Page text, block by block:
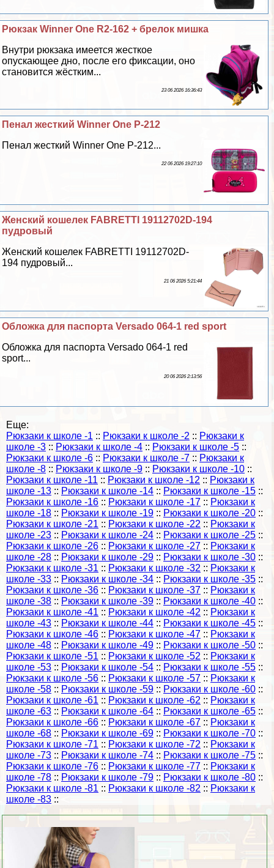
Рюкзак Winner One R2-162 + брелок мишка
Внутри рюкзака имеется жесткое
опускающее дно, после его фиксации, оно
становится жёстким...
23 06 2026 16:36:43
Пенал жесткий Winner One P-212
Пенал жесткий Winner One P-212...
22 06 2026 19:27:10
Женский кошелек FABRETTI 19112702D-194
пудровый
Женский кошелек FABRETTI 19112702D-
194 пудровый...
21 06 2026 5:21:44
Обложка для паспорта Versado 064-1 red sport
Обложка для паспорта Versado 064-1 red
sport...
20 06 2026 2:13:56
Еще:
Рюкзаки к школе -1 :: Рюкзаки к школе -2 :: Рюкзаки к
школе -3 :: Рюкзаки к школе -4 :: Рюкзаки к школе -5 ::
Рюкзаки к школе -6 :: Рюкзаки к школе -7 :: Рюкзаки к
школе -8 :: Рюкзаки к школе -9 :: Рюкзаки к школе -10 ::
Рюкзаки к школе -11 :: Рюкзаки к школе -12 :: Рюкзаки к
школе -13 :: Рюкзаки к школе -14 :: Рюкзаки к школе -15 ::
Рюкзаки к школе -16 :: Рюкзаки к школе -17 :: Рюкзаки к
школе -18 :: Рюкзаки к школе -19 :: Рюкзаки к школе -20 ::
Рюкзаки к школе -21 :: Рюкзаки к школе -22 :: Рюкзаки к
школе -23 :: Рюкзаки к школе -24 :: Рюкзаки к школе -25 ::
Рюкзаки к школе -26 :: Рюкзаки к школе -27 :: Рюкзаки к
школе -28 :: Рюкзаки к школе -29 :: Рюкзаки к школе -30 ::
Рюкзаки к школе -31 :: Рюкзаки к школе -32 :: Рюкзаки к
школе -33 :: Рюкзаки к школе -34 :: Рюкзаки к школе -35 ::
Рюкзаки к школе -36 :: Рюкзаки к школе -37 :: Рюкзаки к
школе -38 :: Рюкзаки к школе -39 :: Рюкзаки к школе -40 ::
Рюкзаки к школе -41 :: Рюкзаки к школе -42 :: Рюкзаки к
школе -43 :: Рюкзаки к школе -44 :: Рюкзаки к школе -45 ::
Рюкзаки к школе -46 :: Рюкзаки к школе -47 :: Рюкзаки к
школе -48 :: Рюкзаки к школе -49 :: Рюкзаки к школе -50 ::
Рюкзаки к школе -51 :: Рюкзаки к школе -52 :: Рюкзаки к
школе -53 :: Рюкзаки к школе -54 :: Рюкзаки к школе -55 ::
Рюкзаки к школе -56 :: Рюкзаки к школе -57 :: Рюкзаки к
школе -58 :: Рюкзаки к школе -59 :: Рюкзаки к школе -60 ::
Рюкзаки к школе -61 :: Рюкзаки к школе -62 :: Рюкзаки к
школе -63 :: Рюкзаки к школе -64 :: Рюкзаки к школе -65 ::
Рюкзаки к школе -66 :: Рюкзаки к школе -67 :: Рюкзаки к
школе -68 :: Рюкзаки к школе -69 :: Рюкзаки к школе -70 ::
Рюкзаки к школе -71 :: Рюкзаки к школе -72 :: Рюкзаки к
школе -73 :: Рюкзаки к школе -74 :: Рюкзаки к школе -75 ::
Рюкзаки к школе -76 :: Рюкзаки к школе -77 :: Рюкзаки к
школе -78 :: Рюкзаки к школе -79 :: Рюкзаки к школе -80 ::
Рюкзаки к школе -81 :: Рюкзаки к школе -82 :: Рюкзаки к
школе -83 ::